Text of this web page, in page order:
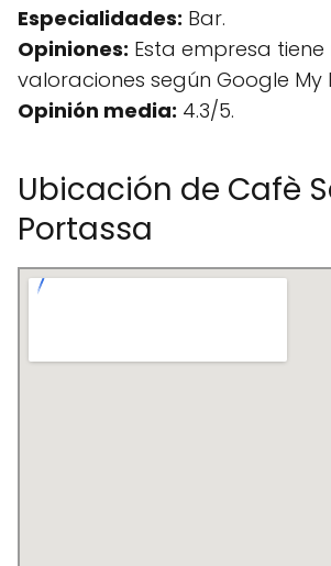
Especialidades: Bar.
Opiniones: Esta empresa
valoraciones según Google My
Opinión media: 4.3/5.
Ubicación de Cafè
Portassa